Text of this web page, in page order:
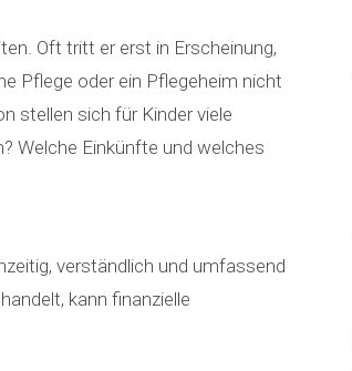
Oft tritt er erst in Erscheinung,
Pflege oder ein Pflegeheim nicht
stellen sich für Kinder viele
Welche Einkünfte und welches
verständlich und umfassend
kann finanzielle